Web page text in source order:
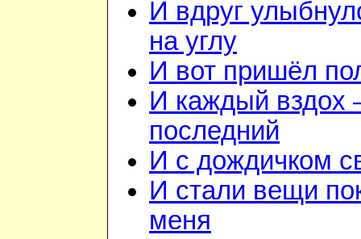
И вдруг
на углу
И вот пришёл
И каждый вздох
последний
И с дождичком
И стали вещи
меня